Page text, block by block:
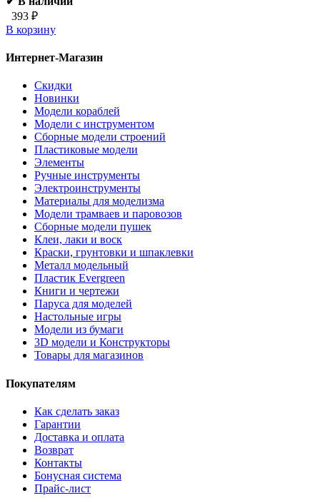
393 ₽
В корзину
Интернет-Магазин
Скидки
Новинки
Модели кораблей
Модели с инструментом
Сборные модели строений
Пластиковые модели
Элементы
Ручные инструменты
Электроинструменты
Материалы для моделизма
Модели трамваев и паровозов
Сборные модели пушек
Клеи, лаки и воск
Краски, грунтовки и шпаклевки
Металл модельный
Пластик Evergreen
Книги и чертежи
Паруса для моделей
Настольные игры
Модели из бумаги
3D модели и Конструкторы
Товары для магазинов
Покупателям
Как сделать заказ
Гарантии
Доставка и оплата
Возврат
Контакты
Бонусная система
Прайс-лист